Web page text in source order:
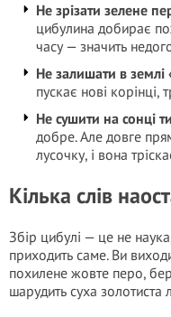
Не зрізати зелене
цибулина добирає
часу — значить
Не залишати в землі
пускає нові корінці,
Не сушити на сонці
добре. Але довге
лусочку, і вона
Кілька слів
Збір цибулі — це не
приходить саме. Ви
похилене жовте перо,
шарудить суха золотиста